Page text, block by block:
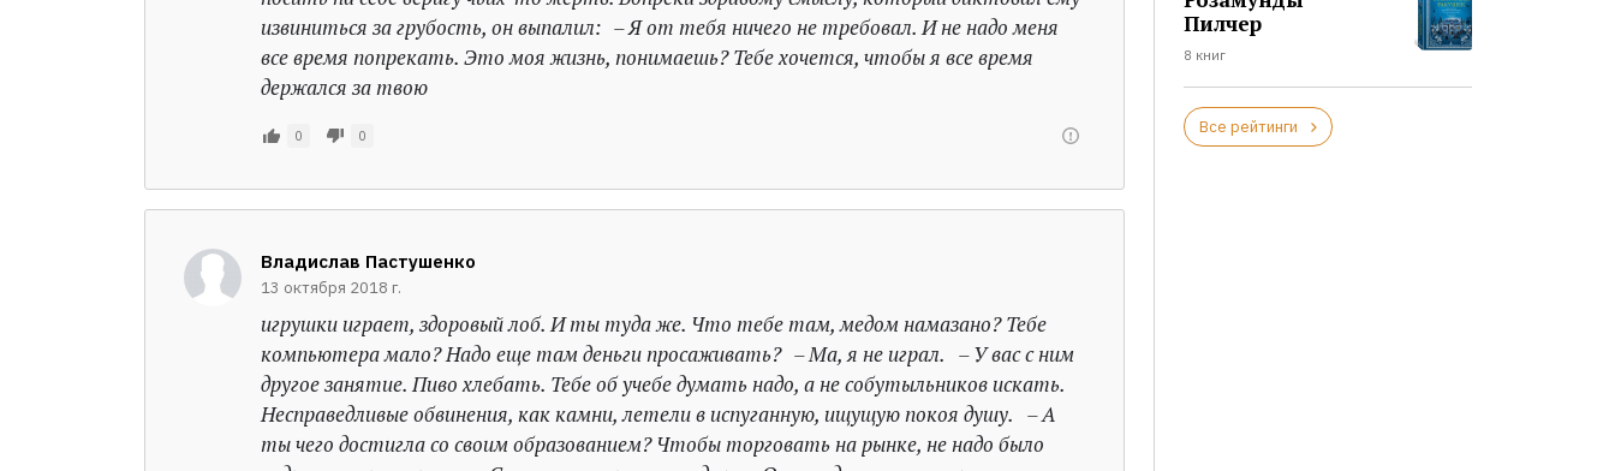
извиниться за грубость, он выпалил: – Я от тебя ничего не требовал. И не надо меня
все время попрекать. Это моя жизнь, понимаешь? Тебе хочется, чтобы я все время
держался за твою
0 0
Владислав Пастушенко
13 октября 2018 г.
игрушки играет, здоровый лоб. И ты туда же. Что тебе там, медом намазано? Тебе
компьютера мало? Надо еще там деньги просаживать? – Ма, я не играл. – У вас с ним
другое занятие. Пиво хлебать. Тебе об учебе думать надо, а не собутыльников искать.
Несправедливые обвинения, как камни, летели в испуганную, ищущую покоя душу. – А
ты чего достигла со своим образованием? Чтобы торговать на рынке, не надо было
Пилчер
8 книг
Все рейтинги